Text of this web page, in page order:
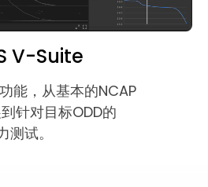
V-Suite
能，从基本的NCAP
针对目标ODD的
试。